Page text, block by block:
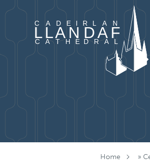
Mynd i'r cynnwys
Home »